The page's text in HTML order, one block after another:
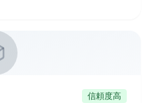
信頼度高